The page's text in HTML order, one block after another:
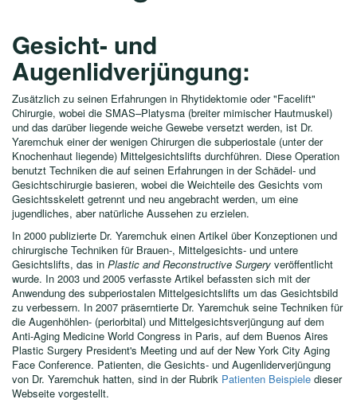
Gesicht- und
Augenlidverjüngung:
Zusätzlich zu seinen Erfahrungen in Rhytidektomie oder "Facelift"
Chirurgie, wobei die SMAS–Platysma (breiter mimischer Hautmuskel)
und das darüber liegende weiche Gewebe versetzt werden, ist Dr.
Yaremchuk einer der wenigen Chirurgen die subperiostale (unter der
Knochenhaut liegende) Mittelgesichtslifts durchführen. Diese Operation
benutzt Techniken die auf seinen Erfahrungen in der Schädel- und
Gesichtschirurgie basieren, wobei die Weichteile des Gesichts vom
Gesichtsskelett getrennt und neu angebracht werden, um eine
jugendliches, aber natürliche Aussehen zu erzielen.
In 2000 publizierte Dr. Yaremchuk einen Artikel über Konzeptionen und
chirurgische Techniken für Brauen-, Mittelgesichts- und untere
Gesichtslifts, das in Plastic and Reconstructive Surgery veröffentlicht
wurde. In 2003 und 2005 verfasste Artikel befassten sich mit der
Anwendung des subperiostalen Mittelgesichtslifts um das Gesichtsbild
zu verbessern. In 2007 präserntierte Dr. Yaremchuk seine Techniken für
die Augenhöhlen- (periorbital) und Mittelgesichtsverjüngung auf dem
Anti-Aging Medicine World Congress in Paris, auf dem Buenos Aires
Plastic Surgery President's Meeting und auf der New York City Aging
Face Conference. Patienten, die Gesichts- und Augenliderverjüngung
von Dr. Yaremchuk hatten, sind in der Rubrik Patienten Beispiele dieser
Webseite vorgestellt.